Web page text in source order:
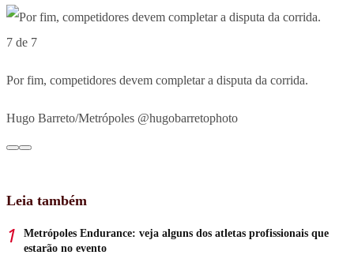
7 de 7
Por fim, competidores devem completar a disputa da corrida.
Hugo Barreto/Metrópoles @hugobarretophoto
Leia também
Metrópoles Endurance: veja alguns dos atletas profissionais que
estarão no evento